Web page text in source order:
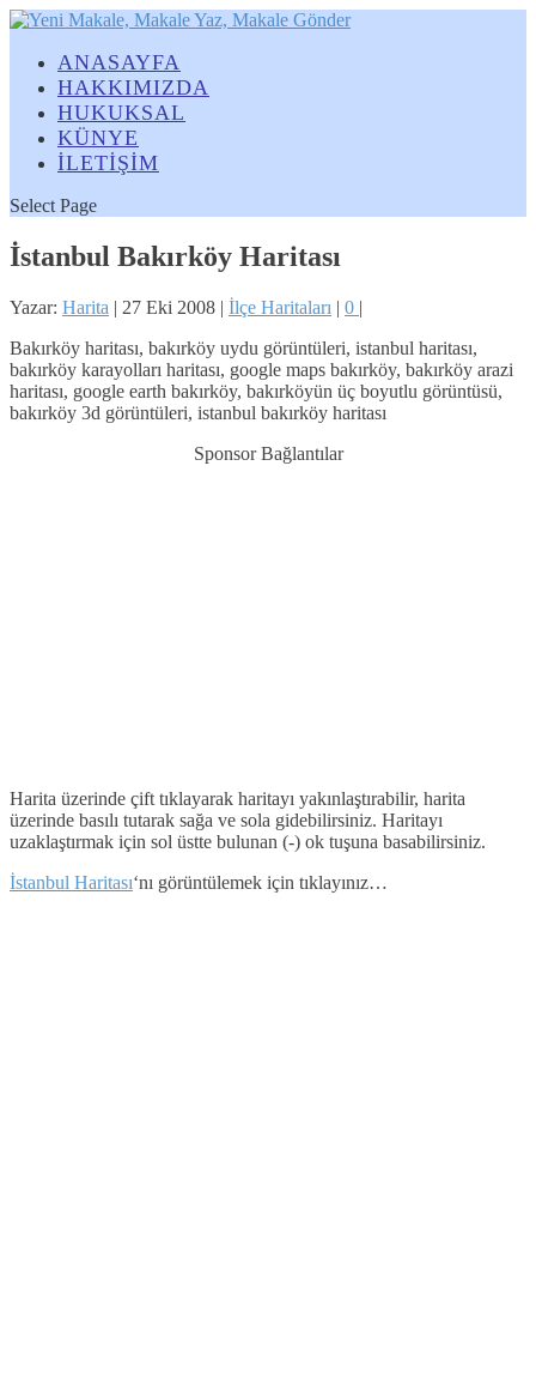
ANASAYFA
HAKKIMIZDA
HUKUKSAL
KÜNYE
İLETİŞİM
Select Page
İstanbul Bakırköy Haritası
Yazar: Harita | 27 Eki 2008 | İlçe Haritaları | 0 |
Bakırköy haritası, bakırköy uydu görüntüleri, istanbul haritası,
bakırköy karayolları haritası, google maps bakırköy, bakırköy arazi
haritası, google earth bakırköy, bakırköyün üç boyutlu görüntüsü,
bakırköy 3d görüntüleri, istanbul bakırköy haritası
Sponsor Bağlantılar
Harita üzerinde çift tıklayarak haritayı yakınlaştırabilir, harita
üzerinde basılı tutarak sağa ve sola gidebilirsiniz. Haritayı
uzaklaştırmak için sol üstte bulunan (-) ok tuşuna basabilirsiniz.
İstanbul Haritası‘nı görüntülemek için tıklayınız…